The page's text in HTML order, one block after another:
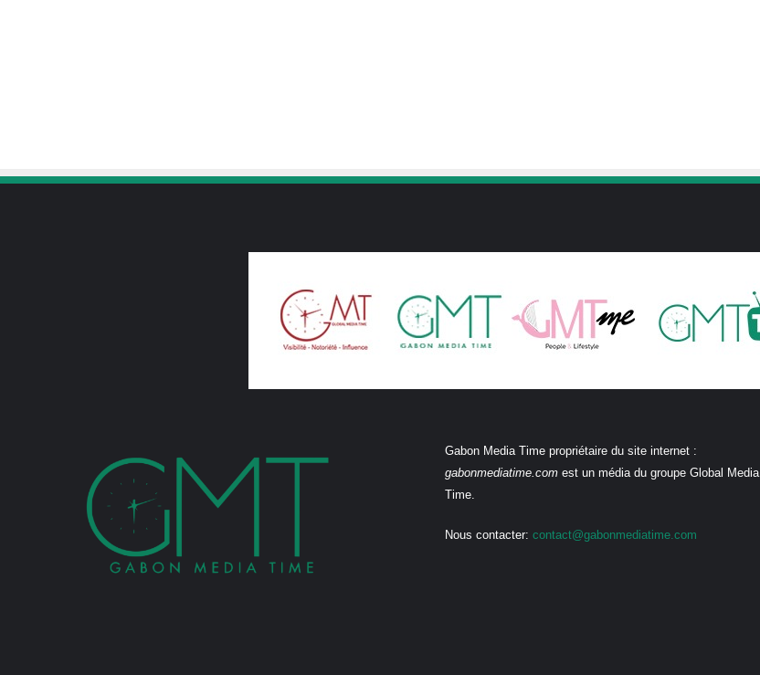
Gabon Media Time propriétaire du site internet :
gabonmediatime.comest un média du groupe Global Media
Time.
Nous contacter: contact@gabonmediatime.com